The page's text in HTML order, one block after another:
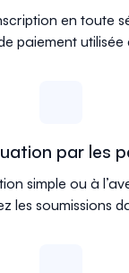
en toute
paiement utilisée
par les
simple ou à
les soumissions